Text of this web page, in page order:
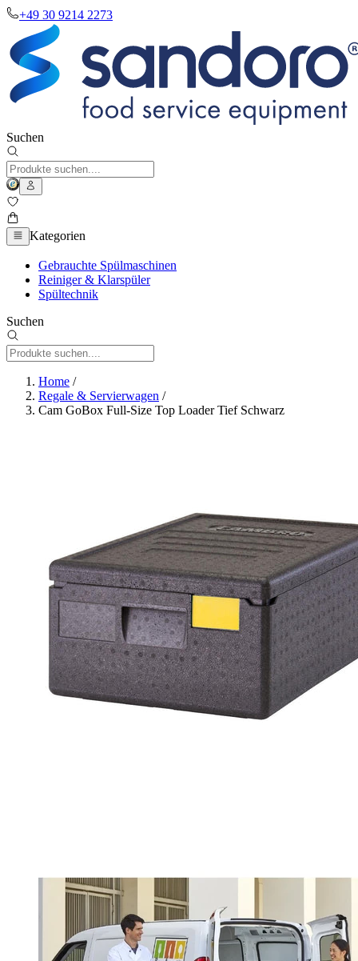
+49 30 9214 2273
Suchen
Kategorien
Gebrauchte Spülmaschinen
Reiniger & Klarspüler
Spültechnik
Suchen
Home /
Regale & Servierwagen /
Cam GoBox Full-Size Top Loader Tief Schwarz